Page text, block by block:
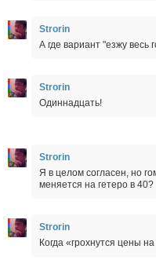
Strorin
А где вариант "езжу весь
Strorin
Одиннадцать!
Strorin
Я в целом согласен, но
меняется на гетеро в 40?
Strorin
Когда «грохнутся цены